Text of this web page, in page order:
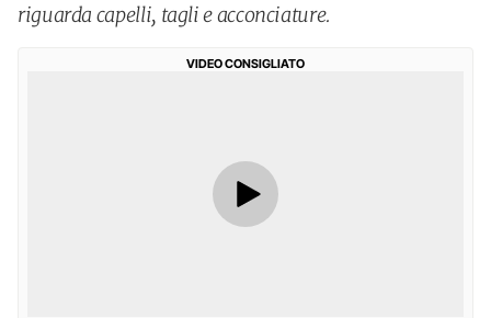
riguarda capelli, tagli e acconciature.
VIDEO CONSIGLIATO